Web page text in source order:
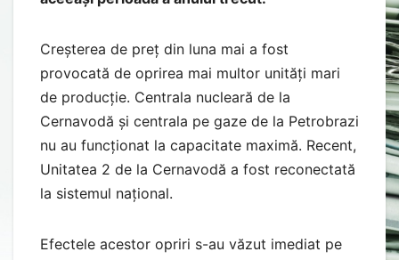
Creșterea de preț din luna mai a fost
provocată de oprirea mai multor unități mari
de producție. Centrala nucleară de la
Cernavodă și centrala pe gaze de la Petrobrazi
nu au funcționat la capacitate maximă. Recent,
Unitatea 2 de la Cernavodă a fost reconectată
la sistemul național.
Efectele acestor opriri s-au văzut imediat pe